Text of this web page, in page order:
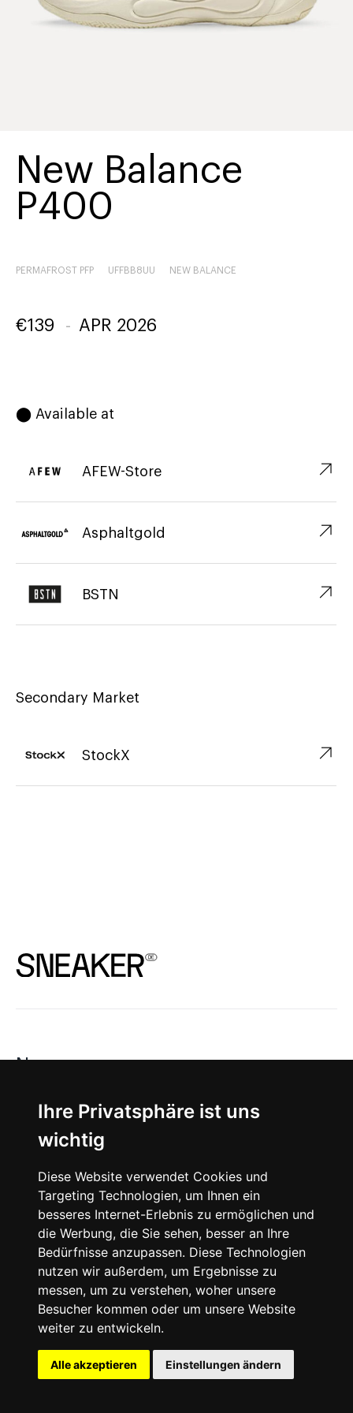
Ihre Privatsphäre ist uns
wichtig
Diese Website verwendet Cookies und
Targeting Technologien, um Ihnen ein
besseres Internet-Erlebnis zu ermöglichen und
die Werbung, die Sie sehen, besser an Ihre
Bedürfnisse anzupassen. Diese Technologien
nutzen wir außerdem, um Ergebnisse zu
messen, um zu verstehen, woher unsere
Besucher kommen oder um unsere Website
weiter zu entwickeln.
Alle akzeptieren Einstellungen ändern
New Balance
P400
PERMAFROST PFP UFFBB8UU NEW BALANCE
€139 - APR 2026
⬤ Available at
AFEW-Store ↗︎
Asphaltgold ↗︎
BSTN ↗︎
Secondary Market
StockX ↗︎
News
About
Instagram
Facebook
© 2024 SNEAKERᴰᴱ, All rights reserved.
Impressum Datenschutz
Cookie-Einstellungen